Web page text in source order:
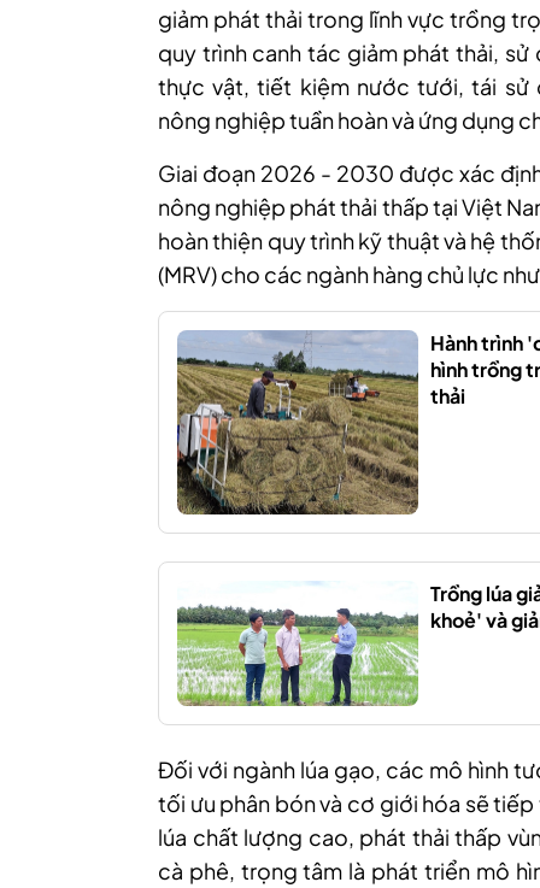
giảm phát thải trong lĩnh vực trồng
quy trình canh tác giảm phát thải,
thực vật, tiết kiệm nước tưới, tái sử
nông nghiệp tuần hoàn và ứng dụng
Giai đoạn 2026 - 2030 được xác
nông nghiệp phát thải thấp tại Việt
hoàn thiện quy trình kỹ thuật và hệ
(MRV) cho các ngành hàng chủ lực
Hành trình
hình trồng
thải
Trồng lúa
khoẻ' và
Đối với ngành lúa gạo, các mô hình
tối ưu phân bón và cơ giới hóa sẽ
lúa chất lượng cao, phát thải thấp
cà phê, trọng tâm là phát triển mô